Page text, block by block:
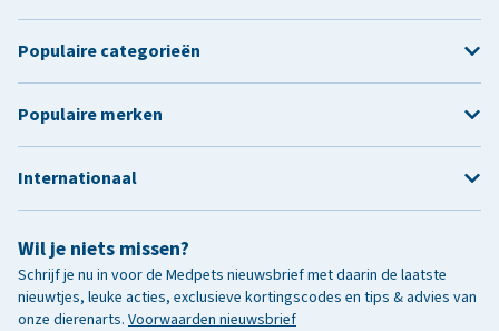
Wil je niets missen?
Schrijf je nu in voor de Medpets nieuwsbrief met daarin de laatste
nieuwtjes, leuke acties, exclusieve kortingscodes en tips & advies van
onze dierenarts. Voorwaarden nieuwsbrief
Populaire categorieën
Populaire merken
Internationaal